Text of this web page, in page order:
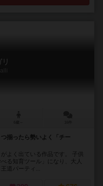
揃ったら勢いよく「チー
よく出ている作品です。 子供
る知育ツール」になり、大人
道パーティ...